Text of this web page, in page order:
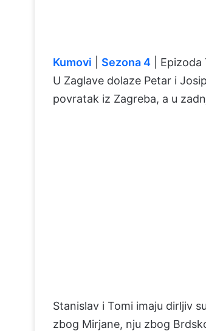
Kumovi Sezona 4 | Epizoda
U Zaglave dolaze Petar i
povratak iz Zagreba, a u
Stanislav i Tomi imaju dirljiv
zbog Mirjane, nju zbog